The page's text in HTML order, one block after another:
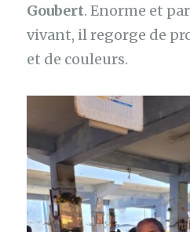
Goubert. Enorme et
vivant, il regorge de
et de couleurs.